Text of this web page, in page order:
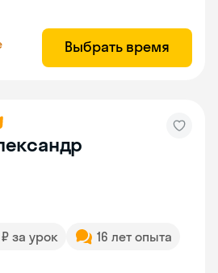
Выбрать время
₽ за урок
16 лет опыта